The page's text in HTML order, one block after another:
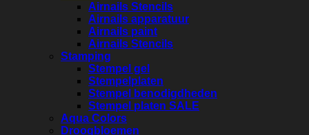
Airnails Stencils
Airnails apparatuur
Airnails paint
Airnails Stencils
Stamping
Stempel gel
Stempelplaten
Stempel benodigdheden
Stempel platen SALE
Aqua Colors
Droogbloemen